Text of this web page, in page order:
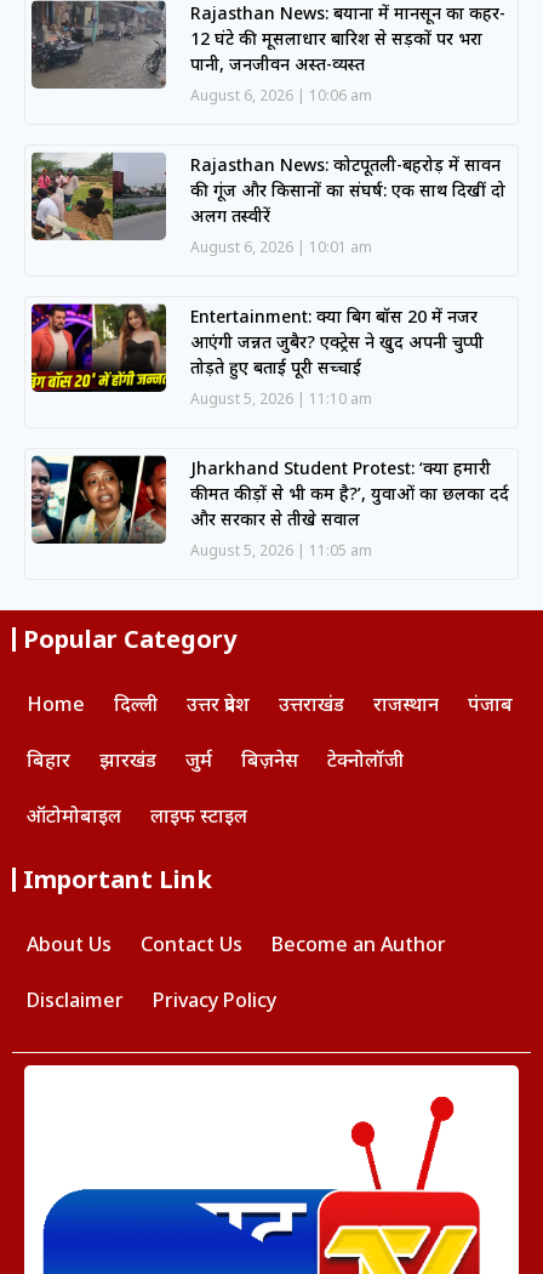
Rajasthan News: बयाना में मानसून का कहर-
12 घंटे की मूसलाधार बारिश से सड़कों पर भरा
पानी, जनजीवन अस्त-व्यस्त
August 6, 2026 10:06 am
Rajasthan News: कोटपूतली-बहरोड़ में सावन
की गूंज और किसानों का संघर्ष: एक साथ दिखीं दो
अलग तस्वीरें
August 6, 2026 10:01 am
Entertainment: क्या बिग बॉस 20 में नजर
आएंगी जन्नत जुबैर? एक्ट्रेस ने खुद अपनी चुप्पी
तोड़ते हुए बताई पूरी सच्चाई
August 5, 2026 11:10 am
Jharkhand Student Protest: ‘क्या हमारी
कीमत कीड़ों से भी कम है?’, युवाओं का छलका दर्द
और सरकार से तीखे सवाल
August 5, 2026 11:05 am
Popular Category
Home दिल्ली उत्तर प्रदेश उत्तराखंड राजस्थान पंजाब
बिहार झारखंड जुर्म बिज़नेस टेक्नोलॉजी
ऑटोमोबाइल लाइफ स्टाइल
Important Link
About Us Contact Us Become an Author
Disclaimer Privacy Policy